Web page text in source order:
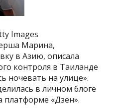
Images
Марина,
в Азию, описала
контроля в Таиланде
ночевать на улице».
в личном блоге
платформе «Дзен».